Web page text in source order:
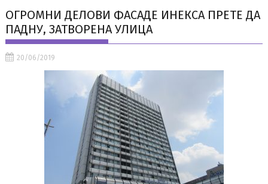
ОГРОМНИ ДЕЛОВИ ФАСАДЕ ИНЕКСА ПРЕТЕ ДА
ПАДНУ, ЗАТВОРЕНА УЛИЦА
20/06/2019